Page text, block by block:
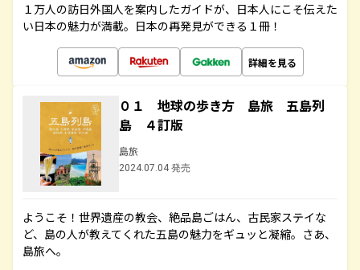
１万人の訪日外国人を案内したガイドが、日本人にこそ伝えた
い日本の魅力が満載。日本の再発見ができる１冊！
詳細を見る
０１ 地球の歩き方 島旅 五島列
島 ４訂版
島旅
2024.07.04 発売
ようこそ！世界遺産の教会、絶品島ごはん、古民家ステイな
ど、島の人が教えてくれた五島の魅力をギュッと凝縮。さあ、
島旅へ。